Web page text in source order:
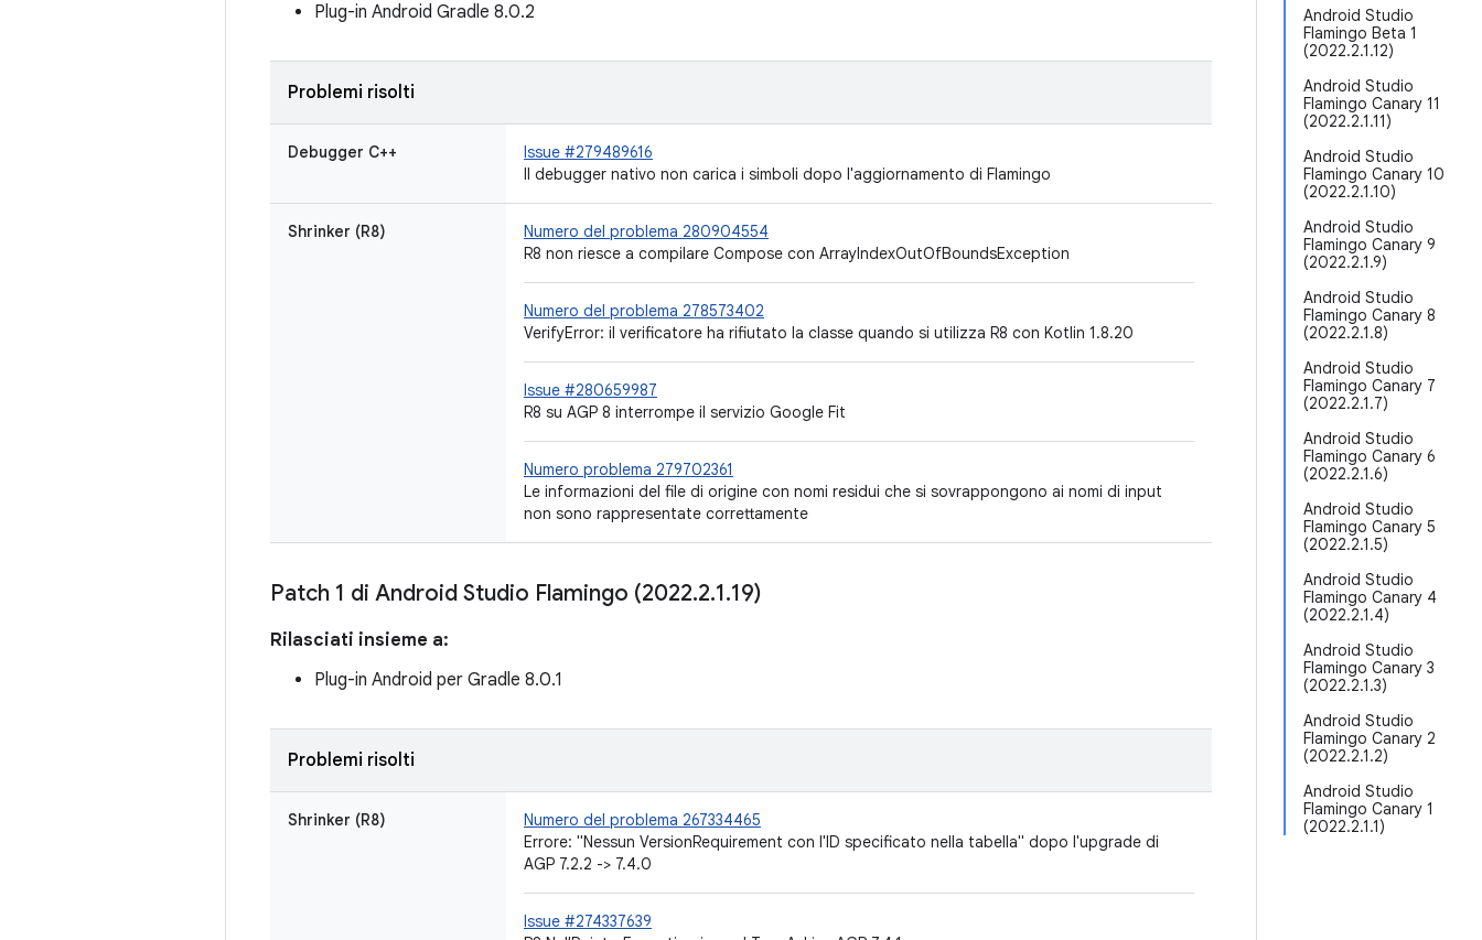
Android Studio
Flamingo Beta 1
(2022.2.1.12)
Android Studio
Flamingo Canary 11
(2022.2.1.11)
Android Studio
Flamingo Canary 10
(2022.2.1.10)
Android Studio
Flamingo Canary 9
(2022.2.1.9)
Android Studio
Flamingo Canary 8
(2022.2.1.8)
Android Studio
Flamingo Canary 7
(2022.2.1.7)
Android Studio
Flamingo Canary 6
(2022.2.1.6)
Android Studio
Flamingo Canary 5
(2022.2.1.5)
Android Studio
Flamingo Canary 4
(2022.2.1.4)
Android Studio
Flamingo Canary 3
(2022.2.1.3)
Android Studio
Flamingo Canary 2
(2022.2.1.2)
Android Studio
Flamingo Canary 1
(2022.2.1.1)
Plug-in Android Gradle 8.0.2
Problemi risolti
Debugger C++
Issue #279489616
Il debugger nativo non carica i simboli dopo l'aggiornamento di Flamingo
Shrinker (R8)
Numero del problema 280904554
R8 non riesce a compilare Compose con ArrayIndexOutOfBoundsException
Numero del problema 278573402
VerifyError: il verificatore ha rifiutato la classe quando si utilizza R8 con Kotlin 1.8.20
Issue #280659987
R8 su AGP 8 interrompe il servizio Google Fit
Numero problema 279702361
Le informazioni del file di origine con nomi residui che si sovrappongono ai nomi di input
non sono rappresentate correttamente
Patch 1 di Android Studio Flamingo (2022.2.1.19)
Rilasciati insieme a:
Plug-in Android per Gradle 8.0.1
Problemi risolti
Shrinker (R8)
Numero del problema 267334465
Errore: "Nessun VersionRequirement con l'ID specificato nella tabella" dopo l'upgrade di
AGP 7.2.2 -> 7.4.0
Issue #274337639